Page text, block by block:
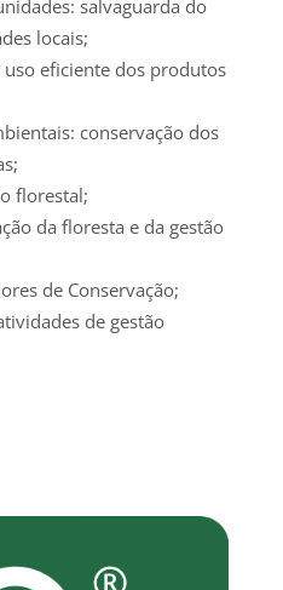
salvaguarda do
locais;
eficiente dos produtos
conservação dos
florestal;
da floresta e da gestão
de Conservação;
de gestão